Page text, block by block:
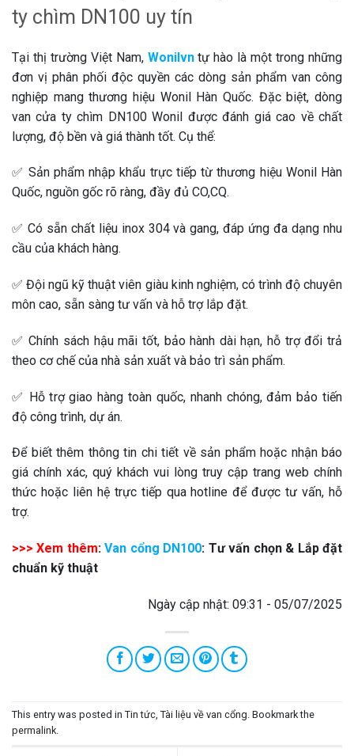
ty chìm DN100 uy tín
Tại thị trường Việt Nam, Wonilvntự hào là một trong những
đơn vị phân phối độc quyền các dòng sản phẩm van công
nghiệp mang thương hiệu Wonil Hàn Quốc. Đặc biệt, dòng
van cửa ty chìm DN100 Wonil được đánh giá cao về chất
lượng, độ bền và giá thành tốt. Cụ thể:
✅ Sản phẩm nhập khẩu trực tiếp từ thương hiệu Wonil Hàn
Quốc, nguồn gốc rõ ràng, đầy đủ CO,CQ.
✅ Có sẵn chất liệu inox 304 và gang, đáp ứng đa dạng nhu
cầu của khách hàng.
✅ Đội ngũ kỹ thuật viên giàu kinh nghiệm, có trình độ chuyên
môn cao, sẵn sàng tư vấn và hỗ trợ lắp đặt.
✅ Chính sách hậu mãi tốt, bảo hành dài hạn, hỗ trợ đổi trả
theo cơ chế của nhà sản xuất và bảo trì sản phẩm.
✅ Hỗ trợ giao hàng toàn quốc, nhanh chóng, đảm bảo tiến
độ công trình, dự án.
Để biết thêm thông tin chi tiết về sản phẩm hoặc nhận báo
giá chính xác, quý khách vui lòng truy cập trang web chính
thức hoặc liên hệ trực tiếp qua hotline để được tư vấn, hỗ
trợ.
>>> Xem thêm:Van cổng DN100: Tư vấn chọn & Lắp đặt
chuẩn kỹ thuật
Ngày cập nhật: 09:31 - 05/07/2025
This entry was posted in Tin tức, Tài liệu về van cổng. Bookmark the
permalink.